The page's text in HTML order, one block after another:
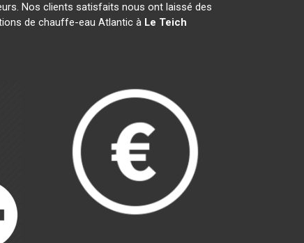
Nos clients satisfaits nous ont laissé des
de chauffe-eau Atlantic à Le Teich